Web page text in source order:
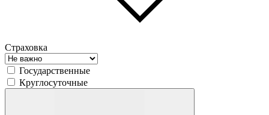
Страховка
Государственные
Круглосуточные